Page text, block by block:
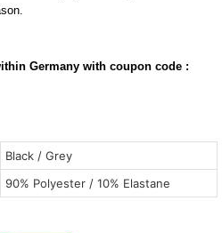
Germany with coupon code :
Black / Grey
90% Polyester / 10% Elastane